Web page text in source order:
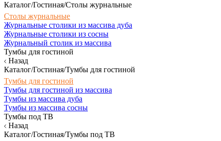
Каталог/Гостиная/Столы журнальные
Столы журнальные
Журнальные столики из массива дуба
Журнальные столики из сосны
Журнальный столик из массива
Тумбы для гостиной
Назад
Каталог/Гостиная/Тумбы для гостиной
Тумбы для гостиной
Тумбы для гостиной из массива
Тумбы из массива дуба
Тумбы из массива сосны
Тумбы под ТВ
Назад
Каталог/Гостиная/Тумбы под ТВ